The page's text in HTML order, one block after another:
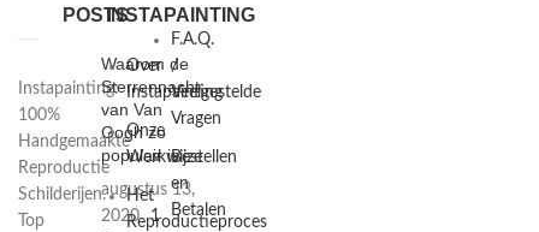
Instapainting:
100%
Handgemaakte
Reproductie
Schilderijen.
Top
POSTS
Waarom de
Sterrennacht
van Van
Gogh zo
populair is
augustus 13,
2020
1
INSTAPAINTING
Over
Instapainting
Onze
Werkwijze
Het
Reproductieproces
F.A.Q.
/
Veelgestelde
Vragen
Bestellen
en
Betalen